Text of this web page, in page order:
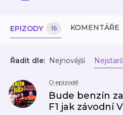
EPIZODY 16 KOMENTÁŘE
Řadit dle: Nejnovější
O epizodě
Bude benzín
F1 jak závodní